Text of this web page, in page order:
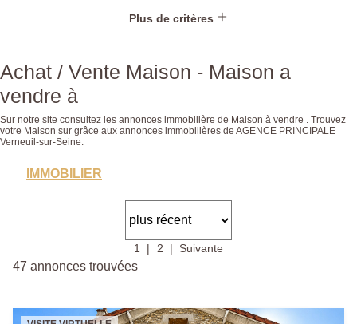
Plus de critères
Achat / Vente Maison - Maison a
vendre à
Sur notre site consultez les annonces immobilière de Maison à vendre . Trouvez
votre Maison sur grâce aux annonces immobilières de AGENCE PRINCIPALE
Verneuil-sur-Seine.
IMMOBILIER
1 2 Suivante
47 annonces trouvées